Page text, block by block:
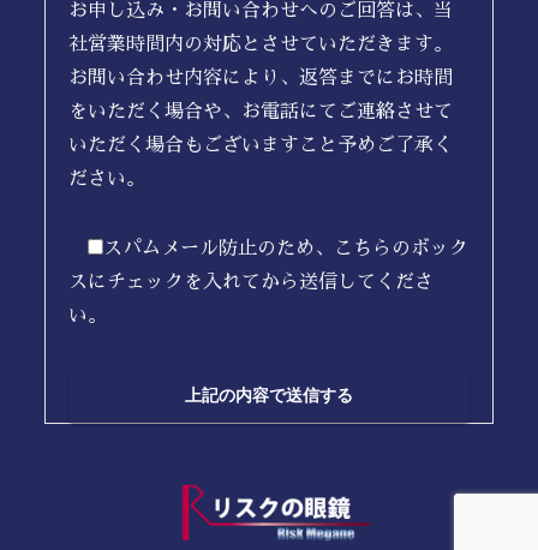
お申し込み・お問い合わせへのご回答は、当
社営業時間内の対応とさせていただきます。
お問い合わせ内容により、返答までにお時間
をいただく場合や、お電話にてご連絡させて
いただく場合もございますこと予めご了承く
ださい。
スパムメール防止のため、こちらのボック
スにチェックを入れてから送信してくださ
い。